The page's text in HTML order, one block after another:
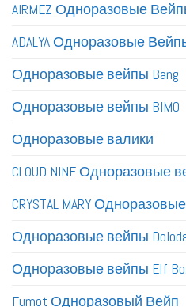
AIRMEZ Одноразовые
ADALYA Одноразовые
Одноразовые вейпы Bang
Одноразовые вейпы BIMO
Одноразовые валики
CLOUD NINE Одноразовые
CRYSTAL MARY
Одноразовые вейпы
Одноразовые вейпы Elf
Fumot Одноразовый Вейп